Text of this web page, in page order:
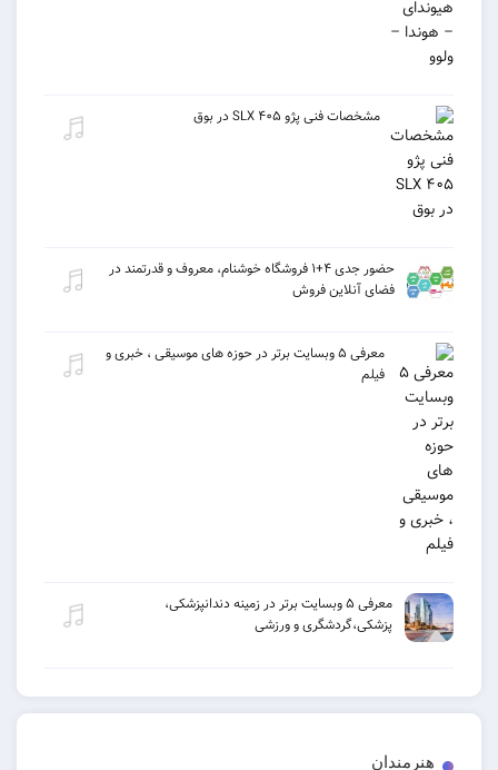
مشخصات فنی پژو ۴۰۵ SLX در بوق
حضور جدی ۴+۱ فروشگاه خوشنام، معروف و قدرتمند در
فضای آنلاین فروش
معرفی ۵ وبسایت برتر در حوزه های موسیقی ، خبری و
معرفی ۵ وبسایت برتر در زمینه دندانپزشکی،
پزشکی،گردشگری و ورزشی